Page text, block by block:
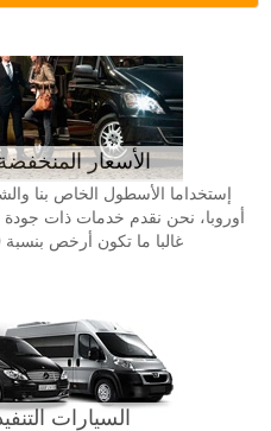
الأسعار
إستخداما الأسطول الخاص بنا
أوروبا، نحن نقدم خدمات ذات جودة
غالبا ما تكون أرخص بنسبة 20-30٪ من سيارة الأجرة
السيارات